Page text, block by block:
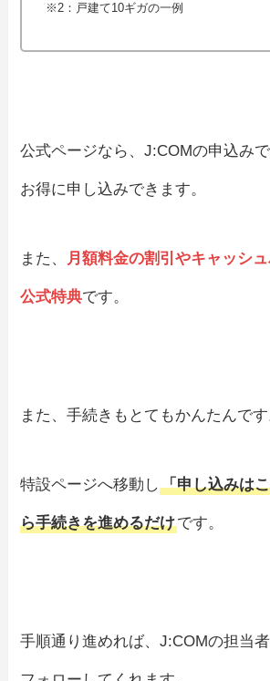
※2：戸建て10ギガの一例
公式ページなら、J:COMの申込みで
お得に申し込みできます。
また、 月額料金の割引やキャッシ
公式特典です。
また、手続きもとてもかんたんです
特設ページへ移動し「申し込みは
ら手続きを進めるだけです。
手順通り進めれば、J:COMの担当